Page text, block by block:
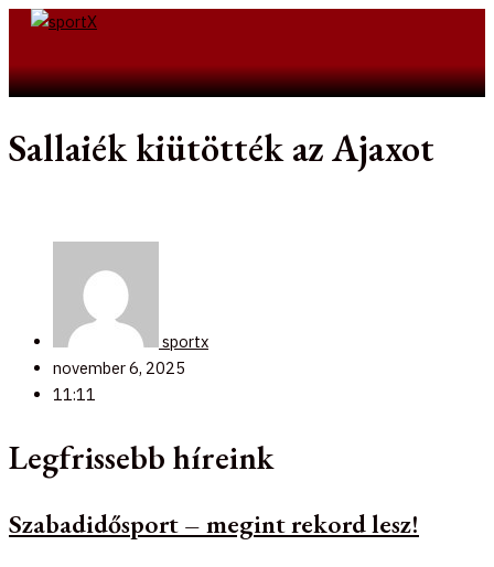
Skip
Sallaiék kiütötték az Ajaxot
sportx
november 6, 2025
11:11
Legfrissebb híreink
Szabadidősport – megint rekord lesz!